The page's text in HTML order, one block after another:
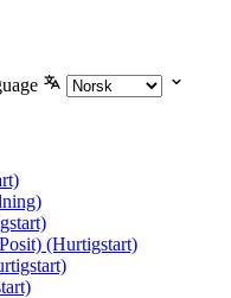
(Hurtigstart)